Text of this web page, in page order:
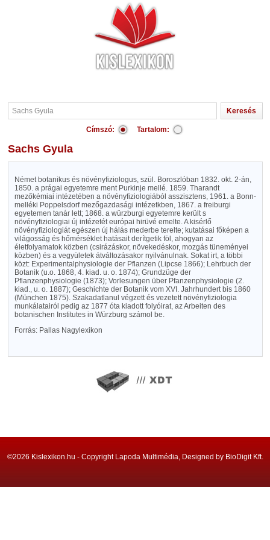
Címszó: Tartalom:
Sachs Gyula
Német botanikus és növényfiziologus, szül. Boroszlóban 1832. okt. 2-án,
1850. a prágai egyetemre ment Purkinje mellé. 1859. Tharandt
mezőkémiai intézetében a növényfiziologiából asszisztens, 1961. a Bonn-
melléki Poppelsdorf mezőgazdasági intézetkben, 1867. a freiburgi
egyetemen tanár lett; 1868. a würzburgi egyetemre került s
növényfiziologiai új intézetét európai hirüvé emelte. A kisérlő
növényfiziologiát egészen új hálás mederbe terelte; kutatásai főképen a
világosság és hőmérséklet hatásait derítgetik föl, ahogyan az
életfolyamatok közben (csirázáskor, növekedéskor, mozgás tüneményei
közben) és a vegyületek átváltozásakor nyilvánulnak. Sokat irt, a többi
közt: Experimentalphysiologie der Pflanzen (Lipcse 1866); Lehrbuch der
Botanik (u.o. 1868, 4. kiad. u. o. 1874); Grundzüge der
Pflanzenphysiologie (1873); Vorlesungen über Pfanzenphysiologie (2.
kiad., u. o. 1887); Geschichte der Botanik vom XVI. Jahrhundert bis 1860
(München 1875). Szakadatlanul végzett és vezetett növényfiziologia
munkálatairól pedig az 1877 óta kiadott folyóirat, az Arbeiten des
botanischen Institutes in Würzburg számol be.
Forrás: Pallas Nagylexikon
©2026 Kislexikon.hu - Copyright Lapoda Multimédia, Designed by BioDigit Kft.